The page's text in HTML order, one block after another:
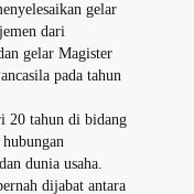
gelar
dari
gelar Magister
pada tahun
20 tahun di bidang
dunia usaha.
dijabat antara